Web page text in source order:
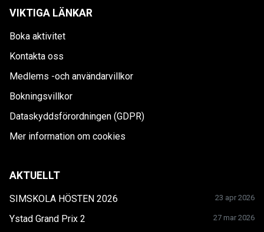
VIKTIGA LÄNKAR
Boka aktivitet
Kontakta oss
Medlems -och användarvillkor
Bokningsvillkor
Dataskyddsförordningen (GDPR)
Mer information om cookies
AKTUELLT
SIMSKOLA HÖSTEN 2026 23 apr 2026
Ystad Grand Prix 2 27 mar 2026